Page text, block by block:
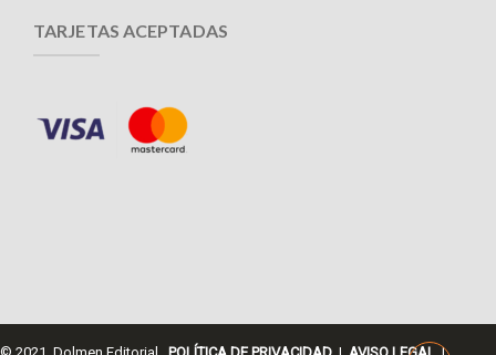
TARJETAS ACEPTADAS